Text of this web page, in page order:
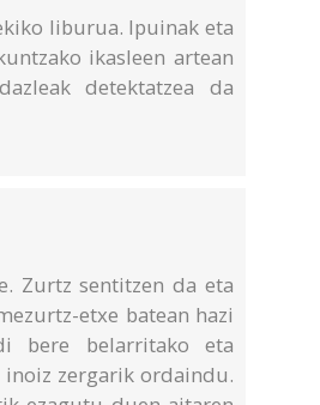
liburua. Ipuinak eta
ikasleen artean
detektatzea da
Zurtz sentitzen da eta
etxe batean hazi
bere belarritako eta
inoiz zergarik ordaindu.